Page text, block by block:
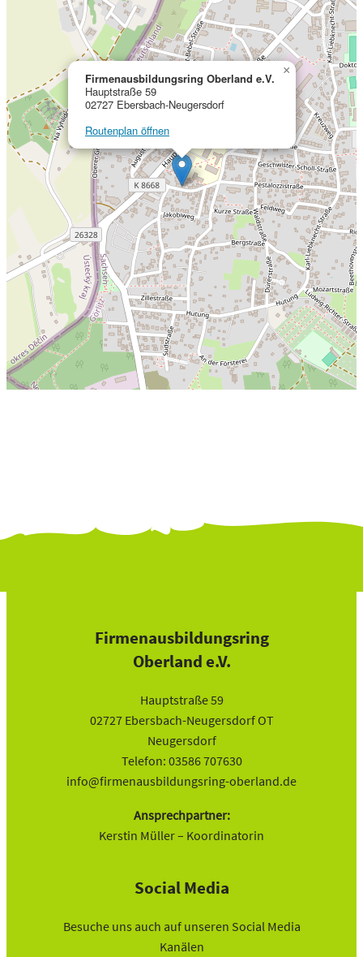
Firmenausbildungsring Oberland e.V.
Hauptstraße 59
02727 Ebersbach-Neugersdorf
Routenplan öffnen
×
Firmenausbildungsring
Oberland e.V.
Hauptstraße 59
02727 Ebersbach-Neugersdorf OT
Neugersdorf
Telefon: 03586 707630
info@firmenausbildungsring-oberland.de
Ansprechpartner:
Kerstin Müller – Koordinatorin
Social Media
Besuche uns auch auf unseren Social Media
Kanälen